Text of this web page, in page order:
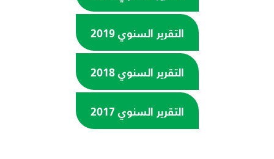
التقرير السنوي 2019
التقرير السنوي 2018
التقرير السنوي 2017